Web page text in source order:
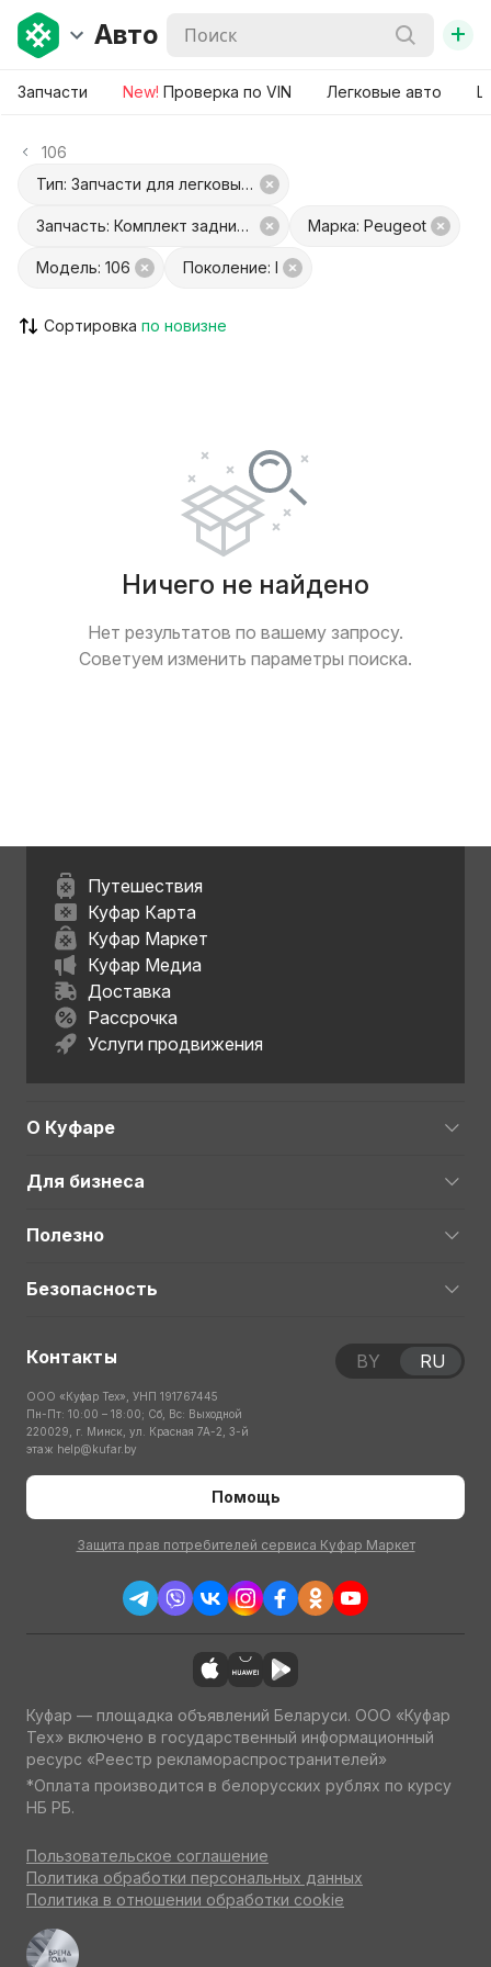
Авто +
Запчасти New! Проверка по VIN Легковые авто
106
Тип: Запчасти для легковых авто
Запчасть: Комплект задних стекол Марка: Peugeot
Модель: 106 Поколение: I
Сортировка
Ничего не найдено
Нет результатов по вашему запросу.
Советуем изменить параметры поиска.
Путешествия
Куфар Карта
Куфар Маркет
Куфар Медиа
Доставка
Рассрочка
Услуги продвижения
О Куфаре
Для бизнеса
Полезно
Безопасность
Контакты
ООО «Куфар Тех», УНП 191767445
Пн-Пт: 10:00 – 18:00; Сб, Вс: Выходной
220029, г. Минск, ул. Красная 7А-2, 3-й
этаж help@kufar.by
Помощь
Защита прав потребителей сервиса Куфар Маркет
BY RU
Куфар — площадка объявлений Беларуси. ООО «Куфар
Тех» включено в государственный информационный
ресурс «Реестр рекламораспространителей»
*Оплата производится в белорусских рублях по курсу
НБ РБ.
Пользовательское соглашение
Политика обработки персональных данных
Политика в отношении обработки cookie